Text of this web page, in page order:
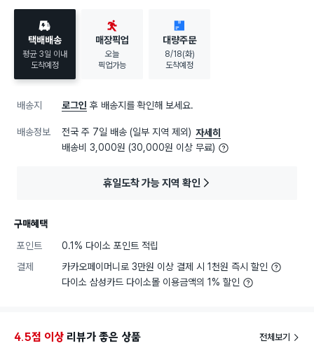
택배배송
평균 3일 이내
도착예정
매장픽업
오늘
픽업가능
대량주문
8/18(화)
도착예정
배송지 로그인 후 배송지를 확인해 보세요.
배송정보 전국 주 7일 배송 (일부 지역 제외) 자세히
배송비 3,000원 (30,000원 이상 무료)
휴일도착 가능 지역 확인
구매혜택
포인트
0.1% 다이소 포인트 적립
결제
카카오페이머니로 3만원 이상 결제 시 1천원 즉시 할인
다이소 삼성카드 다이소몰 이용금액의 1% 할인
4.5점 이상 리뷰가 좋은 상품 전체보기